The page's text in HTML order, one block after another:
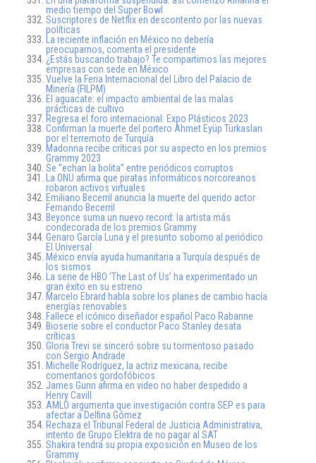
medio tiempo del Super Bowl
Suscriptores de Netflix en descontento por las nuevas
políticas
La reciente inflación en México no debería
preocuparnos, comenta el presidente
¿Estás buscando trabajo? Te compartimos las mejores
empresas con sede en México
Vuelve la Feria Internacional del Libro del Palacio de
Minería (FILPM)
El aguacate: el impacto ambiental de las malas
prácticas de cultivo
Regresa el foro internacional: Expo Plásticos 2023
Confirman la muerte del portero Ahmet Eyüp Türkaslan
por el terremoto de Turquía
Madonna recibe críticas por su aspecto en los premios
Grammy 2023
Se ”echan la bolita” entre periódicos corruptos
La ONU afirma que piratas informáticos norcoreanos
robaron activos virtuales
Emiliano Becerril anuncia la muerte del querido actor
Fernando Becerril
Beyonce suma un nuevo record: la artista más
condecorada de los premios Grammy
Genaro García Luna y el presunto soborno al periódico
El Universal
México envía ayuda humanitaria a Turquía después de
los sismos
La serie de HBO ‘The Last of Us’ ha experimentado un
gran éxito en su estreno
Marcelo Ebrard habla sobre los planes de cambio hacía
energías renovables
Fallece el icónico diseñador español Paco Rabanne
Bioserie sobre el conductor Paco Stanley desata
críticas
Gloria Trevi se sinceró sobre su tormentoso pasado
con Sergio Andrade
Michelle Rodríguez, la actriz mexicana, recibe
comentarios gordofóbicos
James Gunn afirma en video no haber despedido a
Henry Cavill
AMLO argumenta que investigación contra SEP es para
afectar a Delfina Gómez
Rechaza el Tribunal Federal de Justicia Administrativa,
intento de Grupo Elektra de no pagar al SAT
Shakira tendrá su propia exposición en Museo de los
Grammy